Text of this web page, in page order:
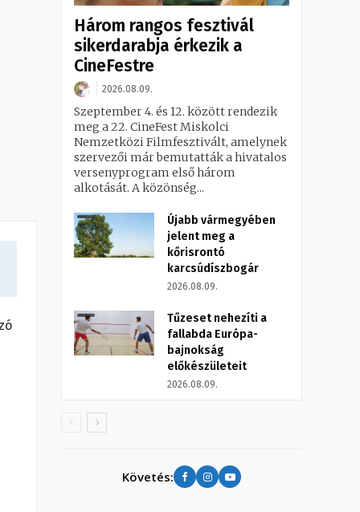
Három rangos fesztivál
sikerdarabja érkezik a
CineFestre
2026.08.09.
Szeptember 4. és 12. között rendezik
meg a 22. CineFest Miskolci
Nemzetközi Filmfesztivált, amelynek
szervezői már bemutatták a hivatalos
versenyprogram első három
alkotását. A közönség...
Újabb vármegyében
jelent meg a
kőrisrontó
karcsúdíszbogár
2026.08.09.
Tűzeset nehezíti a
fallabda Európa-
bajnokság
előkészületeit
2026.08.09.
Követés: